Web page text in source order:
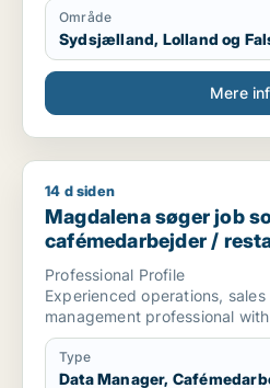
Område
Sydsjælland, Lolland og
Mere
Magdalena søger job som
14 d siden
Magdalena søger job
cafémedarbejder /
hotelmedarbejder
Professional Profile
Experienced operations,
management professional
in
hospitality, commercial
coordination. Proven ability to
Type
Data Manager,